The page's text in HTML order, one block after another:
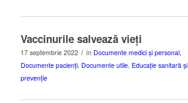
Vaccinurile salvează vieți
17 septembrie 2022 / în Documente medici și personal,
Documente pacienți, Documente utile, Educație sanitară și
prevenție